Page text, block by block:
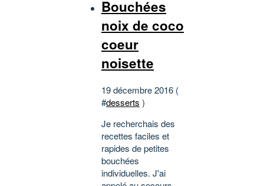
Bouchées
noix de coco
coeur
noisette
19 décembre 2016 (
#desserts )
Je recherchais des
recettes faciles et
rapides de petites
bouchées
individuelles. J'ai